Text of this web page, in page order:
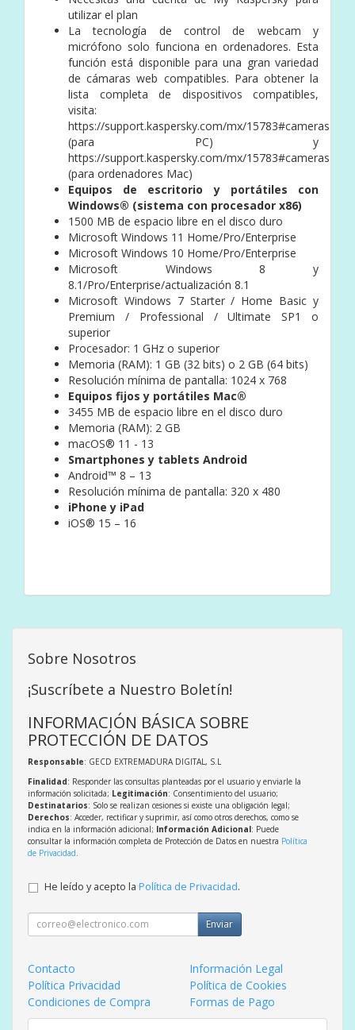
utilizar el plan
La tecnología de control de webcam y
micrófono solo funciona en ordenadores. Esta
función está disponible para una gran variedad
de cámaras web compatibles. Para obtener la
lista completa de dispositivos compatibles,
visita:
https://support.kaspersky.com/mx/15783#cameras
(para PC) y
https://support.kaspersky.com/mx/15783#cameras
(para ordenadores Mac)
Equipos de escritorio y portátiles con
Windows® (sistema con procesador x86)
1500 MB de espacio libre en el disco duro
Microsoft Windows 11 Home/Pro/Enterprise
Microsoft Windows 10 Home/Pro/Enterprise
Microsoft Windows 8 y
8.1/Pro/Enterprise/actualización 8.1
Microsoft Windows 7 Starter / Home Basic y
Premium / Professional / Ultimate SP1 o
superior
Procesador: 1 GHz o superior
Memoria (RAM): 1 GB (32 bits) o 2 GB (64 bits)
Resolución mínima de pantalla: 1024 x 768
Equipos fijos y portátiles Mac®
3455 MB de espacio libre en el disco duro
Memoria (RAM): 2 GB
macOS® 11 - 13
Smartphones y tablets Android
Android™ 8 – 13
Resolución mínima de pantalla: 320 x 480
iPhone y iPad
iOS® 15 – 16
Sobre Nosotros
¡Suscríbete a Nuestro Boletín!
INFORMACIÓN BÁSICA SOBRE
PROTECCIÓN DE DATOS
Responsable: GECD EXTREMADURA DIGITAL, S.L
Finalidad: Responder las consultas planteadas por el usuario y enviarle la
información solicitada; Legitimación: Consentimiento del usuario;
Destinatarios: Solo se realizan cesiones si existe una obligación legal;
Derechos: Acceder, rectificar y suprimir, así como otros derechos, como se
indica en la información adicional; Información Adicional: Puede
consultar la información completa de Protección de Datos en nuestra Política
de Privacidad
He leído y acepto la Política de Privacidad.
Enviar
Contacto
Información Legal
Política Privacidad
Política de Cookies
Condiciones de Compra
Formas de Pago